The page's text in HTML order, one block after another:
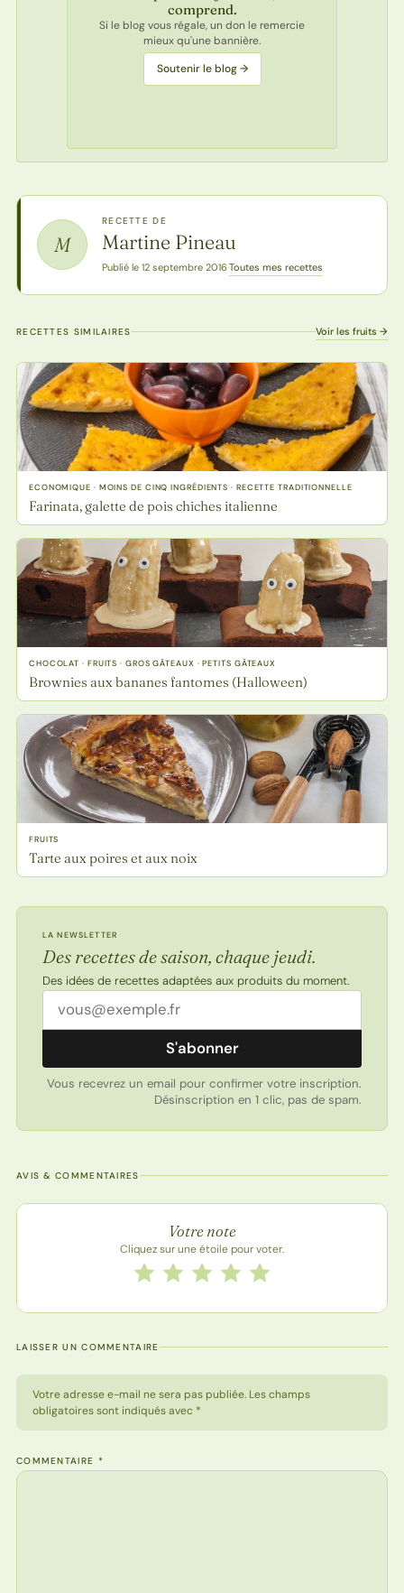
comprend.
Si le blog vous régale, un don le remercie
mieux qu'une bannière.
Soutenir le blog →
M
RECETTE DE
Martine Pineau
Publié le 12 septembre 2016·Toutes mes recettes
RECETTES SIMILAIRES Voir les fruits →
ECONOMIQUE · MOINS DE CINQ INGRÉDIENTS · RECETTE TRADITIONNELLE
Farinata, galette de pois chiches italienne
CHOCOLAT · FRUITS · GROS GÂTEAUX · PETITS GÂTEAUX
Brownies aux bananes fantomes (Halloween)
FRUITS
Tarte aux poires et aux noix
LA NEWSLETTER
Des recettes de saison, chaque jeudi.
Des idées de recettes adaptées aux produits du moment.
Adresse email
S'abonner
Vous recevrez un email pour confirmer votre inscription.
Désinscription en 1 clic, pas de spam.
AVIS & COMMENTAIRES
Note de la recette
Votre note
Cliquez sur une étoile pour voter.
Notez cette recette de 1 à 5 étoiles
5 étoiles
4 étoiles
3 étoiles
2 étoiles
1 étoile
LAISSER UN COMMENTAIRE
Votre adresse e-mail ne sera pas publiée. Les champs
obligatoires sont indiqués avec *
COMMENTAIRE *